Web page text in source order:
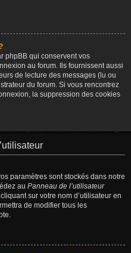
phpBB qui conservent vos
au forum. Ils fournissent aussi
de lecture des messages (lu ou
du forum. Si vous rencontrez
la suppression des cookies
paramètres sont stockés dans notre
au Panneau de l’utilisateur
sur votre nom d’utilisateur en
de modifier tous les